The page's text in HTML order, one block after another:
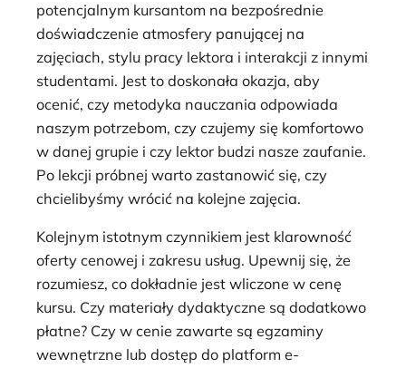
potencjalnym kursantom na bezpośrednie
doświadczenie atmosfery panującej na
zajęciach, stylu pracy lektora i interakcji z innymi
studentami. Jest to doskonała okazja, aby
ocenić, czy metodyka nauczania odpowiada
naszym potrzebom, czy czujemy się komfortowo
w danej grupie i czy lektor budzi nasze zaufanie.
Po lekcji próbnej warto zastanowić się, czy
chcielibyśmy wrócić na kolejne zajęcia.
Kolejnym istotnym czynnikiem jest klarowność
oferty cenowej i zakresu usług. Upewnij się, że
rozumiesz, co dokładnie jest wliczone w cenę
kursu. Czy materiały dydaktyczne są dodatkowo
płatne? Czy w cenie zawarte są egzaminy
wewnętrzne lub dostęp do platform e-